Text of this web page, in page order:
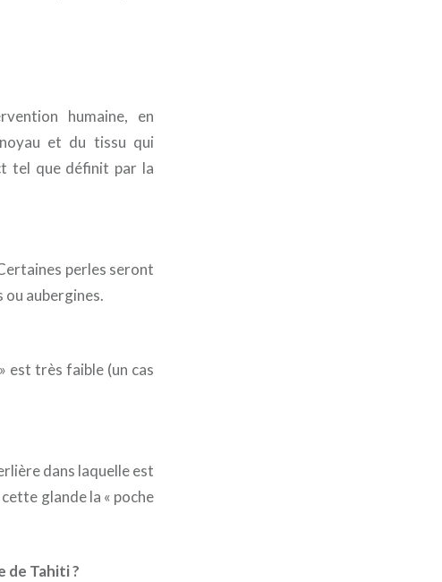
humaine, en
et du tissu qui
tel que définit par la
perles seront
ou aubergines.
est très faible (un cas
dans laquelle est
glande la « poche
Tahiti ?